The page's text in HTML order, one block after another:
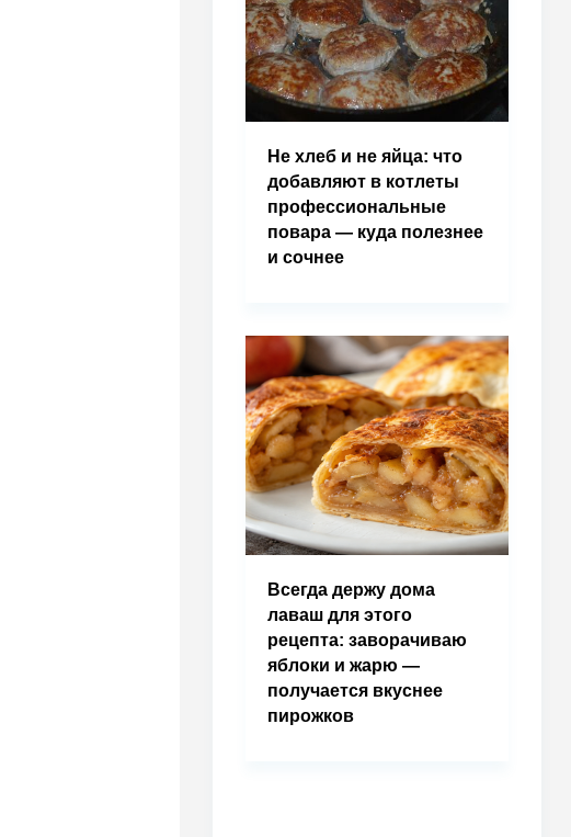
Не хлеб и не яйца: что
добавляют в котлеты
профессиональные
повара — куда полезнее
и сочнее
Всегда держу дома
лаваш для этого
рецепта: заворачиваю
яблоки и жарю —
получается вкуснее
пирожков